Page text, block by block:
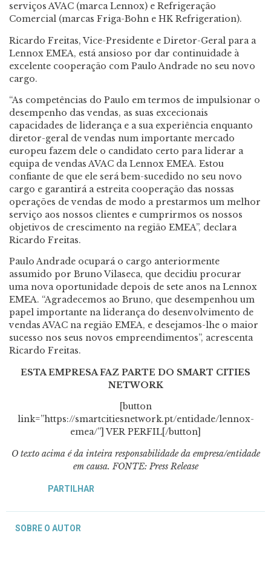
serviços AVAC (marca Lennox) e Refrigeração
Comercial (marcas Friga-Bohn e HK Refrigeration).
Ricardo Freitas, Vice-Presidente e Diretor-Geral para a
Lennox EMEA, está ansioso por dar continuidade à
excelente cooperação com Paulo Andrade no seu novo
cargo.
“As competências do Paulo em termos de impulsionar o
desempenho das vendas, as suas excecionais
capacidades de liderança e a sua experiência enquanto
diretor-geral de vendas num importante mercado
europeu fazem dele o candidato certo para liderar a
equipa de vendas AVAC da Lennox EMEA. Estou
confiante de que ele será bem-sucedido no seu novo
cargo e garantirá a estreita cooperação das nossas
operações de vendas de modo a prestarmos um melhor
serviço aos nossos clientes e cumprirmos os nossos
objetivos de crescimento na região EMEA”, declara
Ricardo Freitas.
Paulo Andrade ocupará o cargo anteriormente
assumido por Bruno Vilaseca, que decidiu procurar
uma nova oportunidade depois de sete anos na Lennox
EMEA. “Agradecemos ao Bruno, que desempenhou um
papel importante na liderança do desenvolvimento de
vendas AVAC na região EMEA, e desejamos-lhe o maior
sucesso nos seus novos empreendimentos”, acrescenta
Ricardo Freitas.
ESTA EMPRESA FAZ PARTE DO SMART CITIES
NETWORK
[button
link=”https://smartcitiesnetwork.pt/entidade/lennox-
emea/”] VER PERFIL[/button]
O texto acima é da inteira responsabilidade da empresa/entidade
em causa. FONTE: Press Release
PARTILHAR
SOBRE O AUTOR